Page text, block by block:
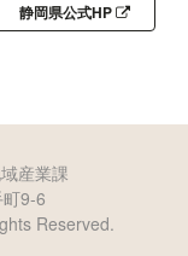
静岡県公式HP
産業課
9-6
Reserved.